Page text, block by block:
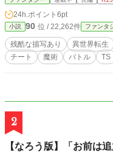
24h.ポイント 6pt
小説 90 位 / 22,262件 ファンタ
残酷な描写あり 異世界転生
チート
魔術 バトル TS
2
【なろう版】「お前は